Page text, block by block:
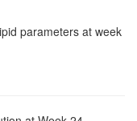
parameters at week